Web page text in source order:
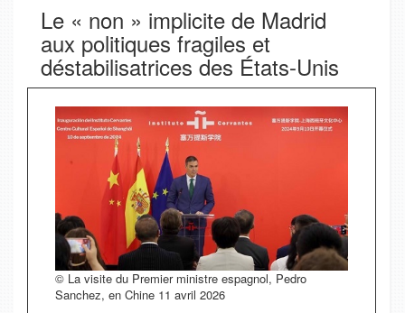
Le « non » implicite de Madrid
aux politiques fragiles et
déstabilisatrices des États-Unis
© La visite du Premier ministre espagnol, Pedro
Sanchez, en Chine 11 avril 2026